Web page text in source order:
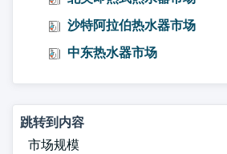
沙特阿拉伯热水器市场
中东热水器市场
跳转到内容
市场规模